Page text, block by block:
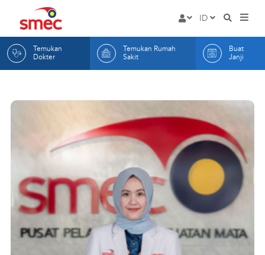
Rumah
Sakit
Mata
ID
ID
LAYANAN
BUAT JANJI
TENTANG KAMI
ARTIKEL
INFORMASI
Hak dan Kewajiban
Promosi
KONTAK KAMI
Temukan
Dokter
Temukan Rumah
Sakit
Buat
Janji